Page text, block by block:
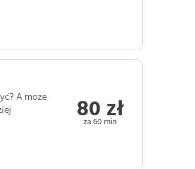
A moze
80 zł
za 60 min